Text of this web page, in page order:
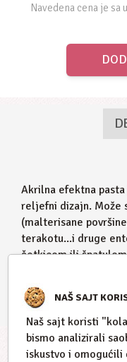
Navedena cena je
Akrilna efektna
reljefni dizajn. Može
(malterisane
terakotu...i druge
četkicom ili
debljine nanošenja
proziran,NAŠ SAJT
Naš sajt koristi
bismo analizirali
iskustvo i omogućili